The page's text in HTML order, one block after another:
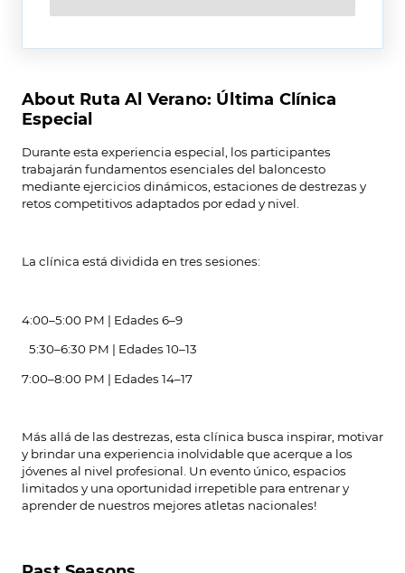
About Ruta Al Verano: Última Clínica
Especial
Durante esta experiencia especial, los participantes
trabajarán fundamentos esenciales del baloncesto
mediante ejercicios dinámicos, estaciones de destrezas y
retos competitivos adaptados por edad y nivel.
La clínica está dividida en tres sesiones:
4:00–5:00 PM | Edades 6–9
5:30–6:30 PM | Edades 10–13
7:00–8:00 PM | Edades 14–17
Más allá de las destrezas, esta clínica busca inspirar, motivar
y brindar una experiencia inolvidable que acerque a los
jóvenes al nivel profesional. Un evento único, espacios
limitados y una oportunidad irrepetible para entrenar y
aprender de nuestros mejores atletas nacionales!